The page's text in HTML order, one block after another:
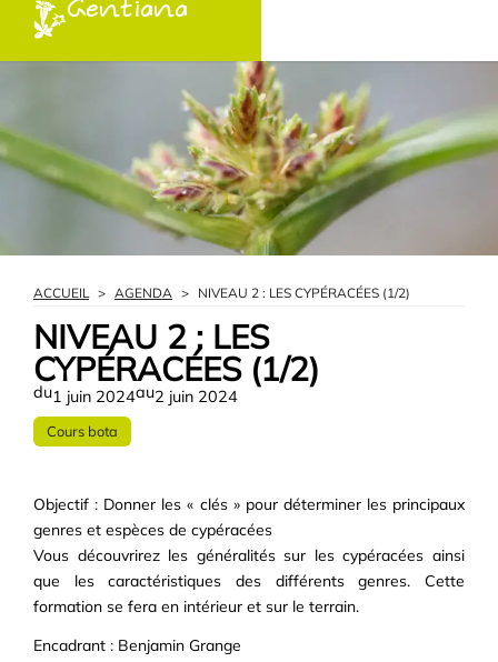
Gentiana
ACCUEIL > AGENDA > NIVEAU 2 : LES CYPÉRACÉES (1/2)
NIVEAU 2 : LES
CYPÉRACÉES (1/2)
du1 juin 2024au2 juin 2024
Cours bota
Objectif : Donner les « clés » pour déterminer les principaux
genres et espèces de cypéracées
Vous découvrirez les généralités sur les cypéracées ainsi
que les caractéristiques des différents genres. Cette
formation se fera en intérieur et sur le terrain.
Encadrant : Benjamin Grange